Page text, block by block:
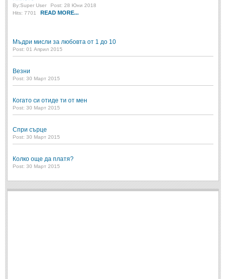
ПРИКАЗКИ
Приказки на народите
МИТОВЕ И ЛЕГЕНДИ
Гърция
Италия
Персия (1)
Япония
ПОЖЕЛАНИЯ
By:Super User
Post: 28 Юни 2018
Hits: 7701
READ MORE...
Мъдри мисли за любовта от 1 до 10
Post: 01 Април 2015
Везни
Post: 30 Март 2015
Когато си отиде ти от мен
Post: 30 Март 2015
Спри сърце
Post: 30 Март 2015
Колко още да платя?
Post: 30 Март 2015